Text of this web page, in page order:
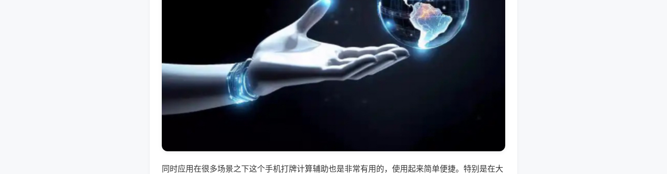
同时应用在很多场景之下这个手机打牌计算辅助也是非常有用的，使用起来简单便捷。特别是在大